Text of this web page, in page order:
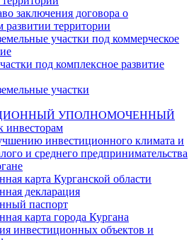
заключения договора о
развитии территории
участки под коммерческое
под комплексное развитие
участки
УПОЛНОМОЧЕННЫЙ
инвесторам
инвестиционного климата и
и среднего предпринимательства
карта Курганской области
декларация
паспорт
карта города Кургана
инвестиционных объектов и